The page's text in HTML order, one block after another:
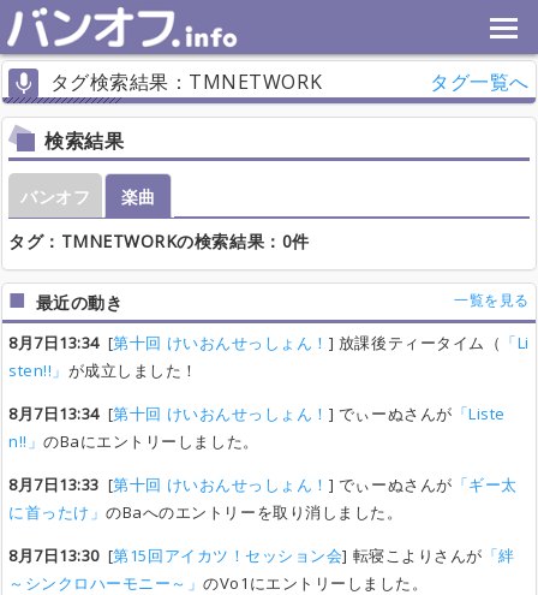
タグ検索結果：TMNETWORK タグ一覧へ
検索結果
バンオフ
楽曲
タグ：TMNETWORKの検索結果：0件
最近の動き 一覧を見る
8月7日13:34[第十回 けいおんせっしょん！ ] 放課後ティータイム（ 「Li
sten!!」 が成立しました！
8月7日13:34[第十回 けいおんせっしょん！ ] でぃーぬさんが 「Liste
n!!」のBaにエントリーしました。
8月7日13:33 [第十回 けいおんせっしょん！ ] でぃーぬさんが 「ギー太
に首ったけ」のBaへのエントリーを取り消しました。
8月7日13:30[第15回アイカツ！セッション会] 転寝こよりさんが 「絆
～シンクロハーモニー～」のVo1にエントリーしました。